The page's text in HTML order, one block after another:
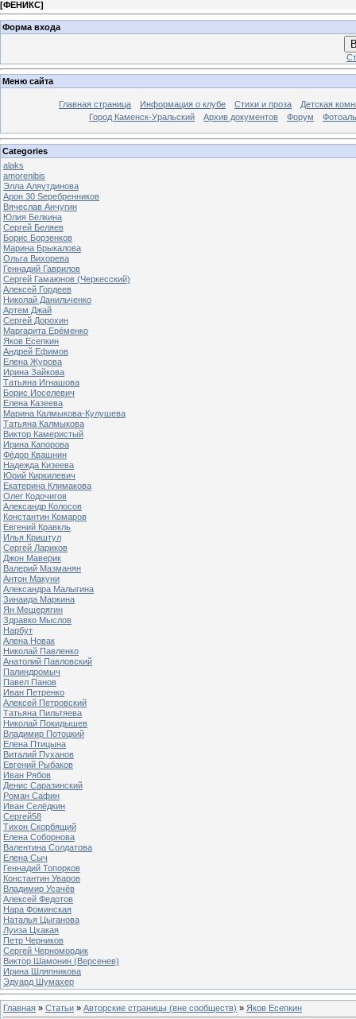
[ФЕНИКС]
Форма входа
Меню сайта
Главная страница Информация о клубе Стихи и проза
Детская
Город Каменск-Уральский
Архив документов Форум
Categories
alaks
amorenibis
Элла Аляутдинова
Арон 30 Sеребренников
Вячеслав Анчугин
Юлия Белкина
Сергей Беляев
Борис Борзенков
Марина Брыкалова
Ольга Вихорева
Геннадий Гаврилов
Сергей Гамаюнов (Черкесский)
Алексей Гордеев
Николай Данильченко
Артем Джай
Сергей Дорохин
Маргарита Ерёменко
Яков Есепкин
Андрей Ефимов
Елена Журова
Ирина Зайкова
Татьяна Игнашова
Борис Иоселевич
Елена Казеева
Марина Калмыкова-Кулушева
Татьяна Калмыкова
Виктор Камеристый
Ирина Капорова
Фёдор Квашнин
Надежда Кизеева
Юрий Киркилевич
Екатерина Климакова
Олег Кодочигов
Александр Колосов
Константин Комаров
Евгений Кравкль
Илья Криштул
Сергей Лариков
Джон Маверик
Валерий Мазманян
Антон Макуни
Александра Малыгина
Зинаида Маркина
Ян Мещерягин
Здравко Мыслов
Нарбут
Алена Новак
Николай Павленко
Анатолий Павловский
Палиндромыч
Павел Панов
Иван Петренко
Алексей Петровский
Татьяна Пильтяева
Николай Покидышев
Владимир Потоцкий
Елена Птицына
Виталий Пуханов
Евгений Рыбаков
Иван Рябов
Денис Саразинский
Роман Сафин
Иван Селёдкин
Сергей58
Тихон Скорбящий
Елена Соборнова
Валентина Солдатова
Елена Сыч
Геннадий Топорков
Константин Уваров
Владимир Усачёв
Алексей Федотов
Нара Фоминская
Наталья Цыганова
Луиза Цхакая
Петр Черников
Сергей Черномордик
Виктор Шамонин (Версенев)
Ирина Шляпникова
Эдуард Шумахер
Главная » Статьи » Авторские страницы (вне сообществ) » Яков Есепкин